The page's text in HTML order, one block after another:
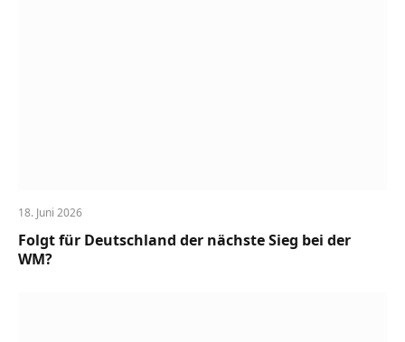
18. Juni 2026
Folgt für Deutschland der nächste Sieg bei der
WM?